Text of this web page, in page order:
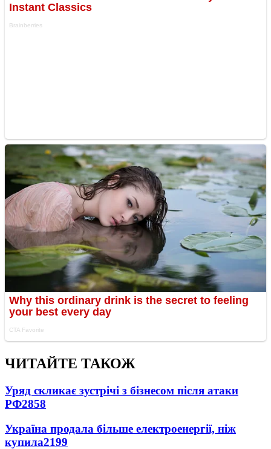
ЧИТАЙТЕ ТАКОЖ
Уряд скликає зустрічі з бізнесом після атаки
РФ2858
Україна продала більше електроенергії, ніж
купила2199